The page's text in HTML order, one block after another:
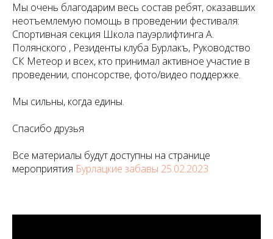
Мы очень благодарим весь состав ребят, оказавших
неотъемлемую помощь в проведении фестиваля:
Спортивная секция Школа пауэрлифтинга А.
Полянского , Резиденты клуба Бурлакъ, Руководство
СК Метеор и всех, кто принимал активное участие в
проведении, спонсорстве, фото/видео поддержке.
Мы сильны, когда едины.
Спасибо друзья
Все материалы будут доступны на странице
мероприятия Бурлацкие забавы 25.02.2023